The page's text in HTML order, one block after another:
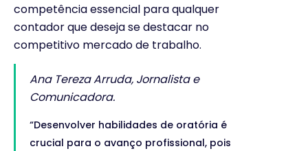
competência essencial para qualquer
contador que deseja se destacar no
competitivo mercado de trabalho.
Ana Tereza Arruda, Jornalista e
Comunicadora.
“Desenvolver habilidades de oratória é
crucial para o avanço profissional, pois